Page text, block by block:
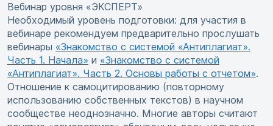
Вебинар уровня «ЭКСПЕРТ»
Необходимый уровень подготовки: для участия в
вебинаре рекомендуем предварительно прослушать
вебинары «Знакомство с системой «Антиплагиат».
Часть 1. Начала» и «Знакомство с системой
«Антиплагиат». Часть 2. Основы работы с отчетом».
Отношение к самоцитированию (повторному
использованию собственных текстов) в научном
сообществе неоднозначно. Многие авторы считают